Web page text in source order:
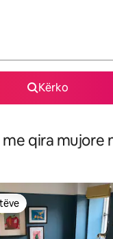
Kërko
qira mujore
të klientëve